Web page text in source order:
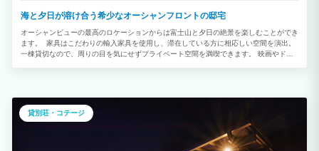
海と夕日が溶け合う希少なオーシャンフロントの邸宅
オーシャンビューの最高のロケーションからは富士山と夕日の絶景を楽しむことができ
ます。 家具はこだわりの輸入家具を使用し、滞在している方に相応しい空間を演出。
一棟貸切なので、周りの目を気にせずプライベート空間を満喫できます。 映画やドラ
行・グループ旅行・卒業旅行などでぜひ地元の食材を使ってお楽しみください！
貸別荘・コテージ